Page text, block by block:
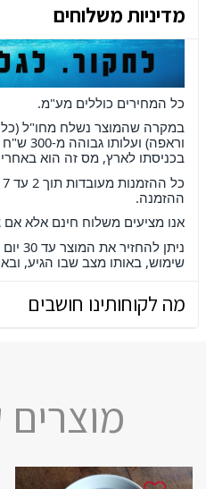
מדיניות משלוחים
כל המחירים כוללים מע"מ.
במקרה שהמוצר נשלח מחו"ל (כל
וראפה)
בכניסתו לארץ, מס זה הוא
ההזמנה.
אנו מציעים משלוח חינם אלא אם
ניתן
שימוש, באותו מצב שבו הגיע,
מה לקוחותינו חושבים